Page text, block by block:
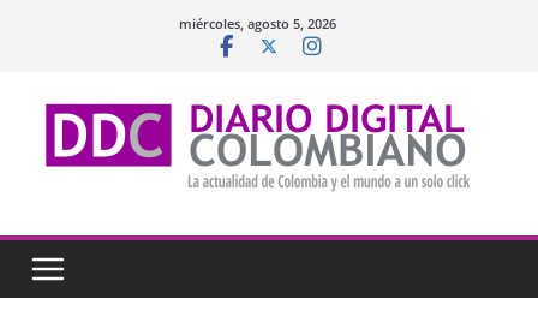
miércoles, agosto 5, 2026